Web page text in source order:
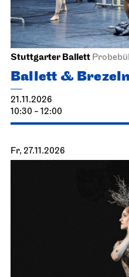
Stuttgarter Ballett
Ballett & Brezeln
21.11.2026
10:30 - 12:00
Fr, 27.11.2026